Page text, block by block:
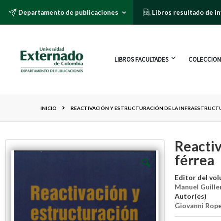
Departamento de publicaciones Libros resultado de
LIBROS FACULTADES
INICIO REACTIVACIÓN Y ESTRUCTURACIÓN DE LA
férrea
Editor del
Manuel
Autor(es)
Giovanni